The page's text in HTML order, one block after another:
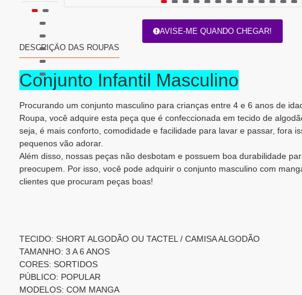
AVISE-ME QUANDO CHEGAR!
DESCRIÇÃO DAS ROUPAS
Conjunto Infantil Masculino
Procurando um conjunto masculino para crianças entre 4 e 6 anos de
Roupa, você adquire esta peça que é confeccionada em tecido de
seja, é mais conforto, comodidade e facilidade para lavar e passar, fora
pequenos vão adorar.
Além disso, nossas peças não desbotam e possuem boa durabilidade
preocupem. Por isso, você pode adquirir o conjunto masculino com
clientes que procuram peças boas!
TECIDO: SHORT ALGODÃO OU TACTEL / CAMISA ALGODÃO
TAMANHO: 3 A 6 ANOS
CORES: SORTIDOS
PÚBLICO: POPULAR
MODELOS: COM MANGA